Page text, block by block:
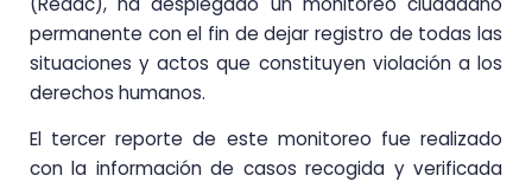
permanente con el fin de dejar registro de todas las
situaciones y actos que constituyen violación a los
derechos humanos.
El tercer reporte de este monitoreo fue realizado
con la información de casos recogida y verificada